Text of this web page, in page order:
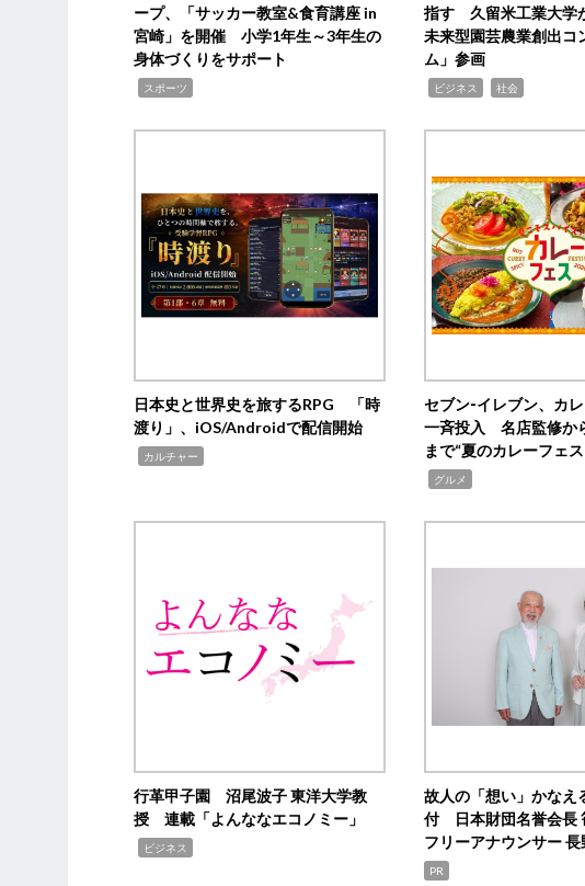
ープ、「サッカー教室&食育講座 in
宮崎」を開催 小学1年生～3年生の
身体づくりをサポート
スポーツ
指す 久留米工業大学
未来型園芸農業創出コ
ム」参画
ビジネス 社会
日本史と世界史を旅するRPG 「時
渡り」、iOS/Androidで配信開始
カルチャー
セブン‐イレブン、カ
一斉投入 名店監修か
まで“夏のカレーフェ
グルメ
行革甲子園 沼尾波子 東洋大学教
授 連載「よんななエコノミー」
ビジネス
故人の「想い」かな
付 日本財団名誉会長
フリーアナウンサー
PR